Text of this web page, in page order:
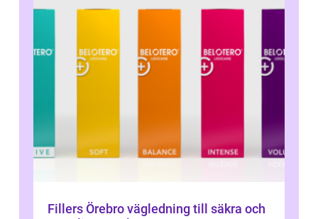
Fillers Örebro vägledning till säkra och